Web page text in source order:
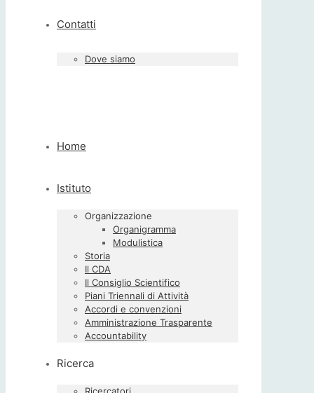
Contatti
Dove siamo
Home
Istituto
Organizzazione
Organigramma
Modulistica
Storia
Il CDA
Il Consiglio Scientifico
Piani Triennali di Attività
Accordi e convenzioni
Amministrazione Trasparente
Accountability
Ricerca